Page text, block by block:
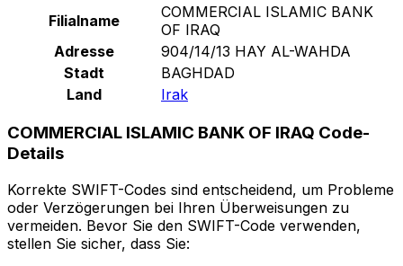
Filialname
COMMERCIAL ISLAMIC BANK
OF IRAQ
Adresse
904/14/13 HAY AL-WAHDA
Stadt
BAGHDAD
Land
Irak
COMMERCIAL ISLAMIC BANK OF IRAQ Code-
Details
Korrekte SWIFT-Codes sind entscheidend, um Probleme
oder Verzögerungen bei Ihren Überweisungen zu
vermeiden. Bevor Sie den SWIFT-Code verwenden,
stellen Sie sicher, dass Sie: